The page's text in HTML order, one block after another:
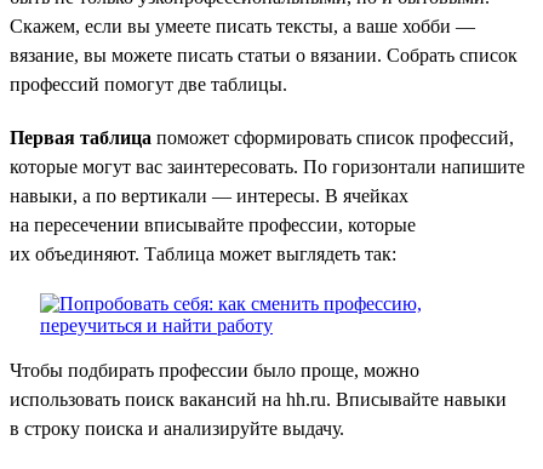
Скажем, если вы умеете писать тексты, а ваше хобби —
вязание, вы можете писать статьи о вязании. Собрать список
профессий помогут две таблицы.
Первая таблица поможет сформировать список профессий,
которые могут вас заинтересовать. По горизонтали напишите
навыки, а по вертикали — интересы. В ячейках
на пересечении вписывайте профессии, которые
их объединяют. Таблица может выглядеть так:
Чтобы подбирать профессии было проще, можно
использовать поиск вакансий на hh.ru. Вписывайте навыки
в строку поиска и анализируйте выдачу.